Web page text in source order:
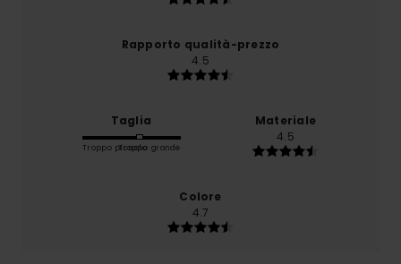
Rapporto qualità-prezzo
4.5
Taglia
Troppo piccoloTroppo grande
Materiale
4.5
Colore
4.7